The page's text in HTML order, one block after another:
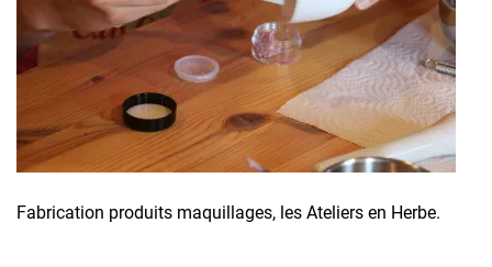
Fabrication produits maquillages, les Ateliers en Herbe.